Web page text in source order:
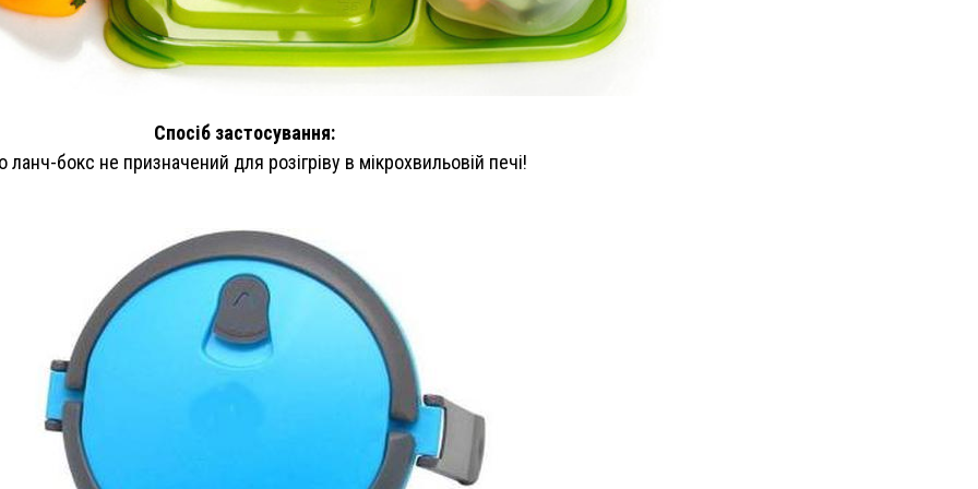
Спосіб застосування:
ланч-бокс не призначений для розігріву в мікрохвильовій печі!